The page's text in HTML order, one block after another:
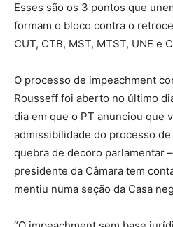
Esses são os 3 pontos que
formam o bloco contra o
CUT, CTB, MST, MTST, UNE e
O processo de impeachment
Rousseff foi aberto no último
dia em que o PT anunciou que
admissibilidade do processo
quebra de decoro parlamentar
presidente da Câmara tem
mentiu numa seção da Casa